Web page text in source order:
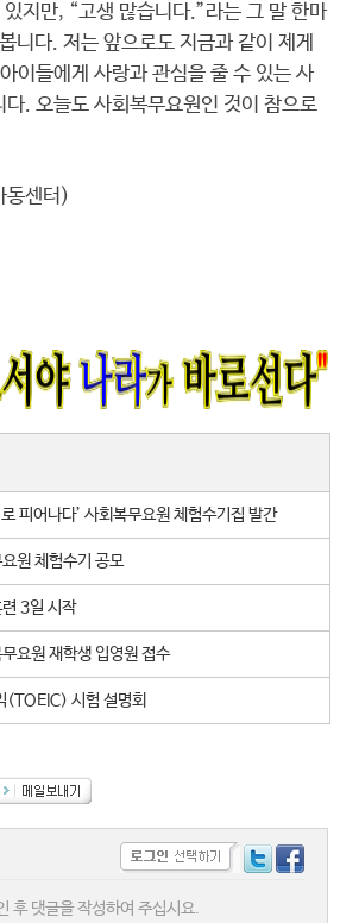
지만, “고생 많습니다.”라는 그 말 한마
니다. 저는 앞으로도 지금과 같이 제게
이들에게 사랑과 관심을 줄 수 있는 사
. 오늘도 사회복무요원인 것이 참으로
동센터)
피어나다’ 사회복무요원 체험수기집 발간
원 체험수기 공모
3일 시작
요원 재학생 입영원 접수
(TOEIC) 시험 설명회
후 댓글을 작성하여 주십시요.